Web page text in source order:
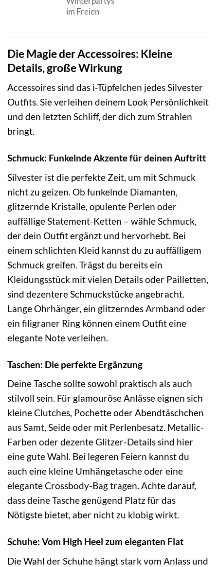
im Freien
Die Magie der Accessoires: Kleine
Details, große Wirkung
Accessoires sind das i-Tüpfelchen jedes Silvester
Outfits. Sie verleihen deinem Look Persönlichkeit
und den letzten Schliff, der dich zum Strahlen
bringt.
Schmuck: Funkelnde Akzente für deinen Auftritt
Silvester ist die perfekte Zeit, um mit Schmuck
nicht zu geizen. Ob funkelnde Diamanten,
glitzernde Kristalle, opulente Perlen oder
auffällige Statement-Ketten – wähle Schmuck,
der dein Outfit ergänzt und hervorhebt. Bei
einem schlichten Kleid kannst du zu auffälligem
Schmuck greifen. Trägst du bereits ein
Kleidungsstück mit vielen Details oder Pailletten,
sind dezentere Schmuckstücke angebracht.
Lange Ohrhänger, ein glitzerndes Armband oder
ein filigraner Ring können einem Outfit eine
elegante Note verleihen.
Taschen: Die perfekte Ergänzung
Deine Tasche sollte sowohl praktisch als auch
stilvoll sein. Für glamouröse Anlässe eignen sich
kleine Clutches, Pochette oder Abendtäschchen
aus Samt, Seide oder mit Perlenbesatz. Metallic-
Farben oder dezente Glitzer-Details sind hier
eine gute Wahl. Bei legeren Feiern kannst du
auch eine kleine Umhängetasche oder eine
elegante Crossbody-Bag tragen. Achte darauf,
dass deine Tasche genügend Platz für das
Nötigste bietet, aber nicht zu klobig wirkt.
Schuhe: Vom High Heel zum eleganten Flat
Die Wahl der Schuhe hängt stark vom Anlass und